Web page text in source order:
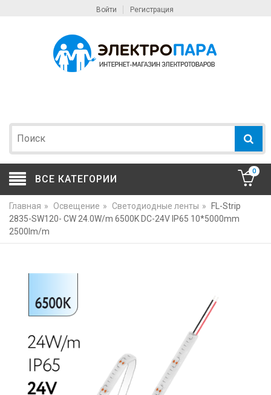
Войти Регистрация
ВСЕ КАТЕГОРИИ
0
Главная » Освещение » Светодиодные ленты »
FL-Strip
2835-SW120- CW 24.0W/m 6500K DC-24V IP65 10*5000mm
2500lm/m